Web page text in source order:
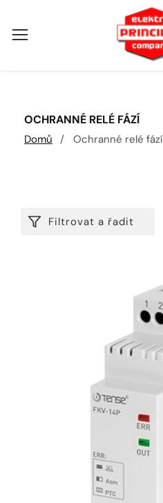
na
KOLEKCE:
OCHRANNÉ RELÉ FÁZÍ
Domů Ochranné relé fází
Filtrovat a řadit